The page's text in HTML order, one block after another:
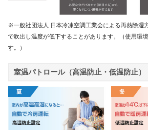
※一般社団法人 日本冷凍空調工業会による再熱除湿
で吹出し温度が低下することがあります。（使用環
す。）
室温パトロール（高温防止・低温防止）